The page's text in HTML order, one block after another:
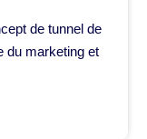
de tunnel de
du marketing et